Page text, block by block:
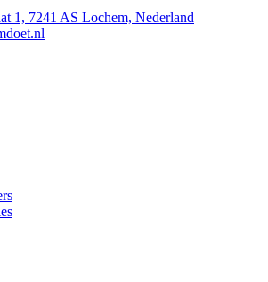
1, 7241 AS Lochem, Nederland